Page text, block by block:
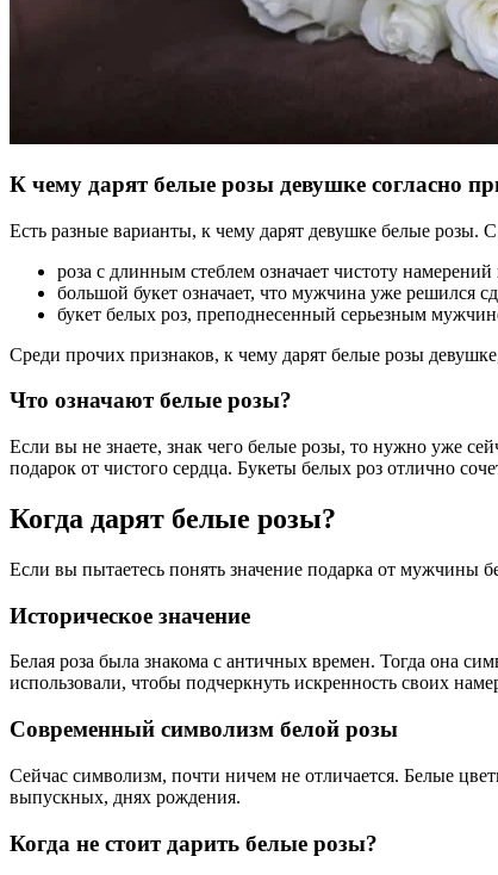
К чему дарят белые розы девушке согласно
Есть разные варианты, к чему дарят девушке белые
роза с длинным стеблем означает чистоту
большой букет означает, что мужчина уже решился
букет белых роз, преподнесенный серьезным
Среди прочих признаков, к чему дарят белые розы
Что означают белые розы?
Если вы не знаете, знак чего белые розы, то нужно уже
подарок от чистого сердца. Букеты белых роз отлично
Когда дарят белые розы?
Если вы пытаетесь понять значение подарка от мужчины
Историческое значение
Белая роза была знакома с античных времен. Тогда она
использовали, чтобы подчеркнуть искренность своих
Современный символизм белой розы
Сейчас символизм, почти ничем не отличается. Белые
выпускных, днях рождения.
Когда не стоит дарить белые розы?